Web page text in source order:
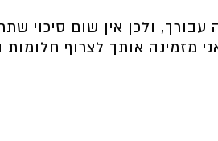
ולכן אין שום סיכוי
מזמינה אותך לצרוף חלומות